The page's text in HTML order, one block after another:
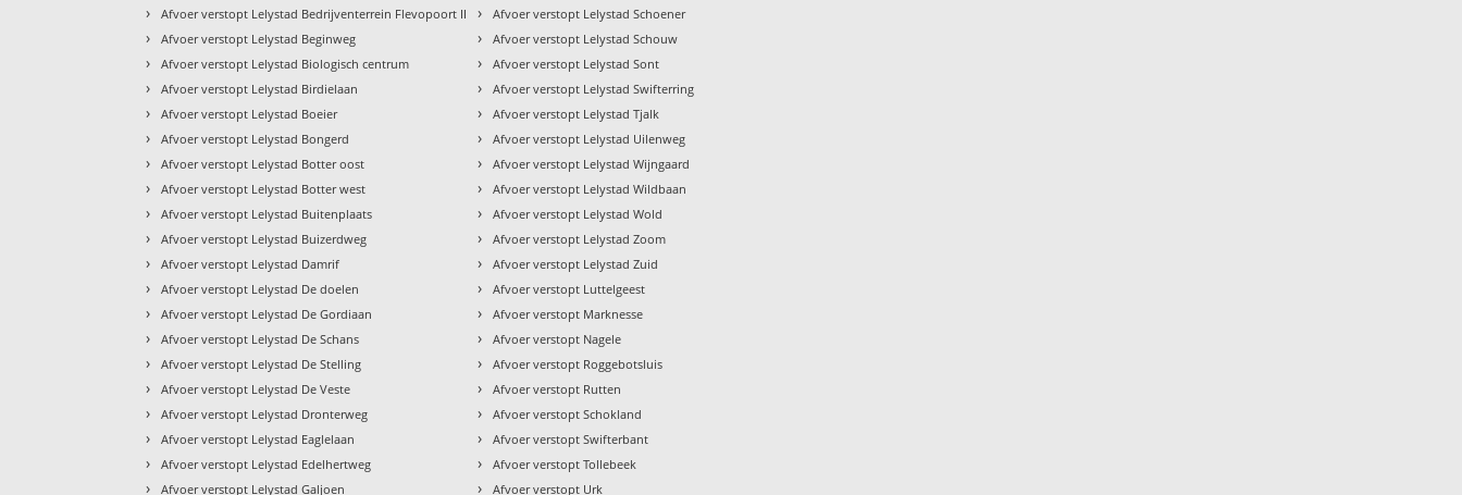
› Afvoer verstopt Lelystad Bedrijventerrein Flevopoort II
› Afvoer verstopt Lelystad Beginweg
› Afvoer verstopt Lelystad Biologisch centrum
› Afvoer verstopt Lelystad Birdielaan
› Afvoer verstopt Lelystad Boeier
› Afvoer verstopt Lelystad Bongerd
› Afvoer verstopt Lelystad Botter oost
› Afvoer verstopt Lelystad Botter west
› Afvoer verstopt Lelystad Buitenplaats
› Afvoer verstopt Lelystad Buizerdweg
› Afvoer verstopt Lelystad Damrif
› Afvoer verstopt Lelystad De doelen
› Afvoer verstopt Lelystad De Gordiaan
› Afvoer verstopt Lelystad De Schans
› Afvoer verstopt Lelystad De Stelling
› Afvoer verstopt Lelystad De Veste
› Afvoer verstopt Lelystad Dronterweg
› Afvoer verstopt Lelystad Eaglelaan
› Afvoer verstopt Lelystad Edelhertweg
› Afvoer verstopt Lelystad Galjoen
› Afvoer verstopt Lelystad Schoener
› Afvoer verstopt Lelystad Schouw
› Afvoer verstopt Lelystad Sont
› Afvoer verstopt Lelystad Swifterring
› Afvoer verstopt Lelystad Tjalk
› Afvoer verstopt Lelystad Uilenweg
› Afvoer verstopt Lelystad Wijngaard
› Afvoer verstopt Lelystad Wildbaan
› Afvoer verstopt Lelystad Wold
› Afvoer verstopt Lelystad Zoom
› Afvoer verstopt Lelystad Zuid
› Afvoer verstopt Luttelgeest
› Afvoer verstopt Marknesse
› Afvoer verstopt Nagele
› Afvoer verstopt Roggebotsluis
› Afvoer verstopt Rutten
› Afvoer verstopt Schokland
› Afvoer verstopt Swifterbant
› Afvoer verstopt Tollebeek
› Afvoer verstopt Urk